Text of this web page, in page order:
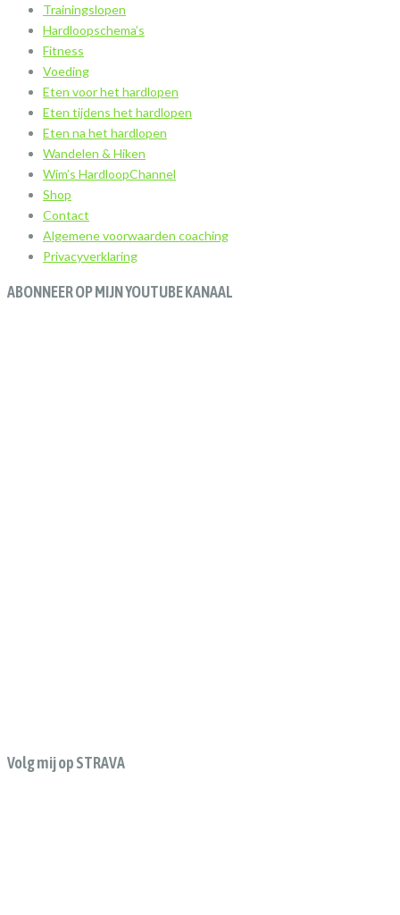
Trainingslopen
Hardloopschema’s
Fitness
Voeding
Eten voor het hardlopen
Eten tijdens het hardlopen
Eten na het hardlopen
Wandelen & Hiken
Wim’s HardloopChannel
Shop
Contact
Algemene voorwaarden coaching
Privacyverklaring
ABONNEER OP MIJN YOUTUBE KANAAL
Volg mij op STRAVA